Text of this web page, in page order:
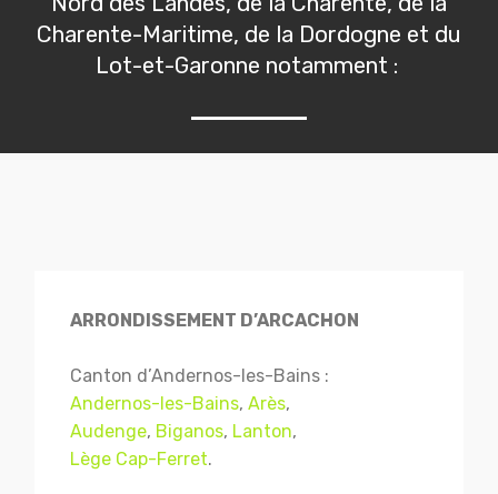
Charente-Maritime, de la Dordogne et du
Lot-et-Garonne notamment :
ARRONDISSEMENT D’ARCACHON
Canton d’Andernos-les-Bains :
Andernos-les-Bains, Arès,
Audenge, Biganos, Lanton,
Lège Cap-Ferret.